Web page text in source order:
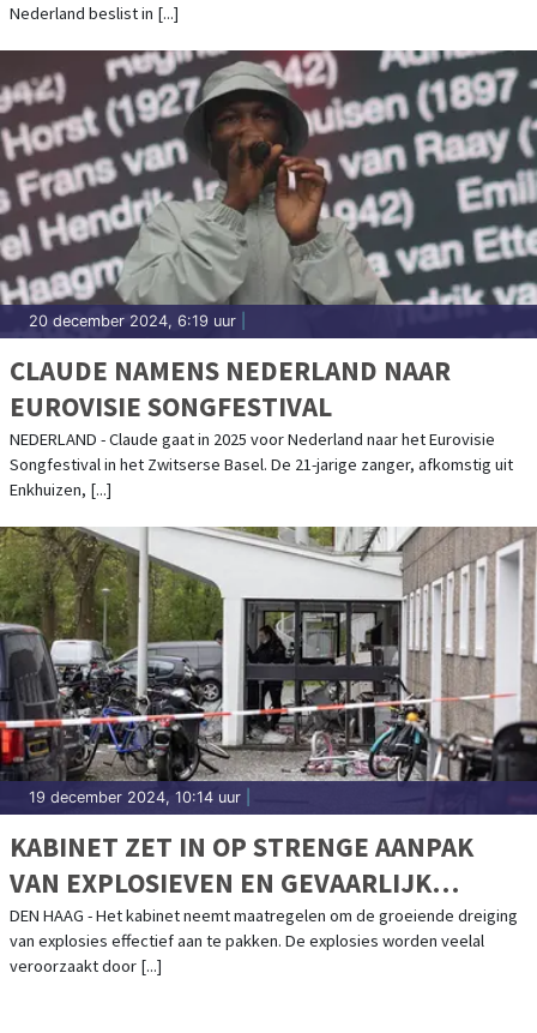
Nederland beslist in [...]
20 december 2024, 6:19 uur
CLAUDE NAMENS NEDERLAND NAAR
EUROVISIE SONGFESTIVAL
NEDERLAND - Claude gaat in 2025 voor Nederland naar het Eurovisie
Songfestival in het Zwitserse Basel. De 21-jarige zanger, afkomstig uit
Enkhuizen, [...]
19 december 2024, 10:14 uur
KABINET ZET IN OP STRENGE AANPAK
VAN EXPLOSIEVEN EN GEVAARLIJK
VUURWERK
DEN HAAG - Het kabinet neemt maatregelen om de groeiende dreiging
van explosies effectief aan te pakken. De explosies worden veelal
veroorzaakt door [...]